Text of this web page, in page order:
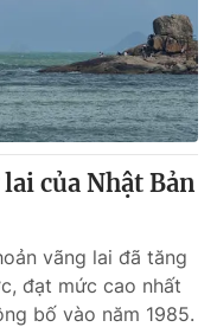
của Nhật Bản
vãng lai đã tăng
đạt mức cao nhất
bố vào năm 1985.